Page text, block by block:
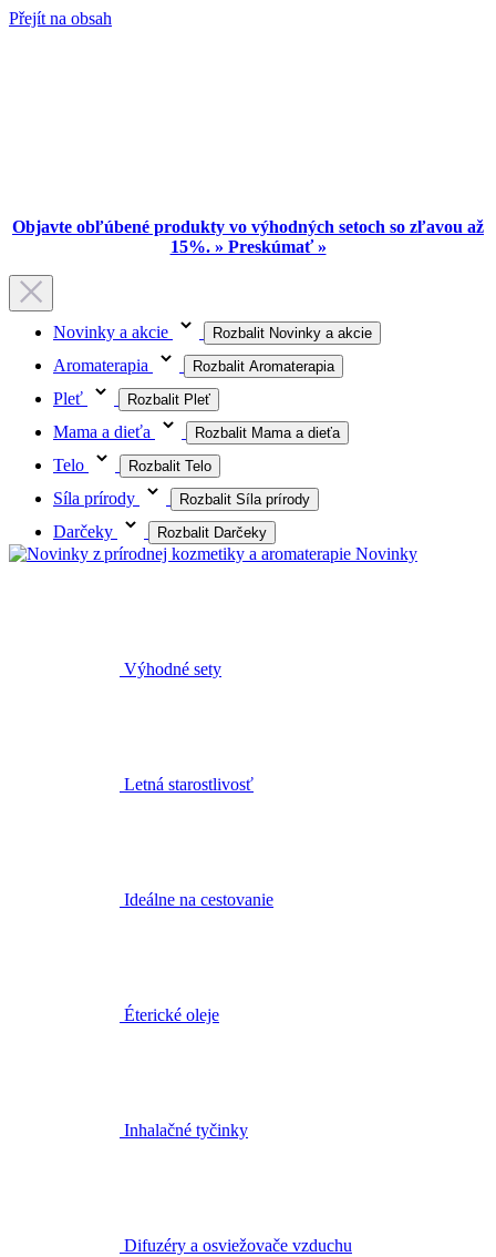
Přejít na obsah
Objavte obľúbené produkty vo výhodných setoch so zľavou až
15%. » Preskúmať »
Novinky a akcie Rozbalit Novinky a akcie
Aromaterapia Rozbalit Aromaterapia
Pleť Rozbalit Pleť
Mama a dieťa Rozbalit Mama a dieťa
Telo Rozbalit Telo
Síla prírody Rozbalit Síla prírody
Darčeky Rozbalit Darčeky
Novinky
Výhodné sety
Letná starostlivosť
Ideálne na cestovanie
Éterické oleje
Inhalačné tyčinky
Difuzéry a osviežovače vzduchu